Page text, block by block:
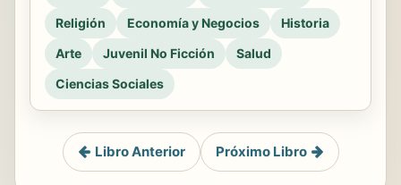
Religión
Economía y Negocios
Historia
Arte
Juvenil No Ficción
Salud
Ciencias Sociales
Libro Anterior Próximo Libro